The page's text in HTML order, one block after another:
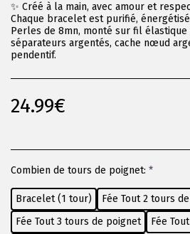
✨ Créé à la main, avec amour et
Chaque bracelet est purifié,
Perles de 8mn, monté sur fil
séparateurs argentés, cache nœud
pendentif.
24.99€
Combien de tours de poignet: *
Bracelet (1 tour)
Fée Tout 2 tours
Fée Tout 3 tours de poignet
Fée